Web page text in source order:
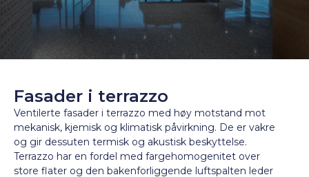
Fasader i terrazzo
Ventilerte fasader i terrazzo med høy motstand mot
mekanisk, kjemisk og klimatisk påvirkning. De er vakre
og gir dessuten termisk og akustisk beskyttelse.
Terrazzo har en fordel med fargehomogenitet over
store flater og den bakenforliggende luftspalten leder